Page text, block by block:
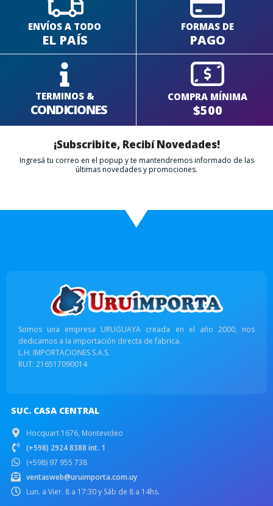
ENVÍOS A TODO
EL PAÍS
FORMAS DE
PAGO
TERMINOS &
CONDICIONES
COMPRA MÍNIMA
$500
¡Subscribite, Recibí Novedades!
Ingresá tu correo en el popup y te mantendremos informado de las
últimas novedades y promociones.
Somos una empresa URUGUAYA creada en el año 2000, nos
dedicamos a la importación directa de fabrica.
L.H. IMPORTACIONES S.A.S.
RUT: 216517090014
SUC. CASA CENTRAL
Hocquart 1676, Montevideo
(+598) 2924 8388 int. 1
(+598) 97 955 738
ventasweb@uruimporta.com.uy
Lun. a Vier. 8 a 17:30 y Sáb de 8 a 14hs.